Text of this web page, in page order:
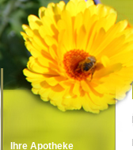
Ihre Apotheke